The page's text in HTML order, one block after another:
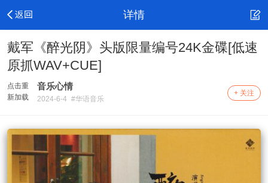
详情
戴军《醉光阴》头版限量编号24K金碟[低速
原抓WAV+CUE]
点击重
新加载
音乐心情
2024-6-4 #华语音乐
+ 关注